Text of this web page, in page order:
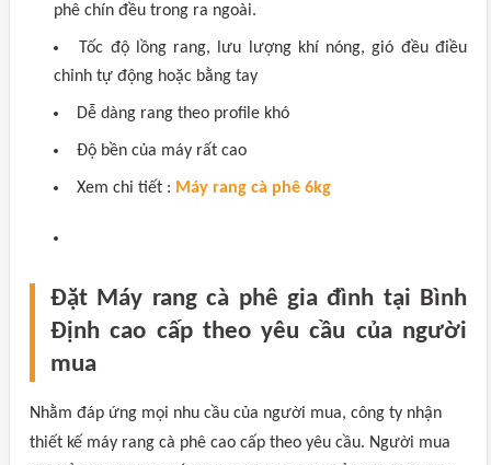
phê chín đều trong ra ngoài.
Tốc độ lồng rang, lưu lượng khí nóng, gió đều điều
chỉnh tự động hoặc bằng tay
Dễ dàng rang theo profile khó
Độ bền của máy rất cao
Xem chi tiết : Máy rang cà phê 6kg
Đặt Máy rang cà phê gia đình tại Bình
Định cao cấp theo yêu cầu của người
mua
Nhằm đáp ứng mọi nhu cầu của người mua, công ty nhận
thiết kế máy rang cà phê cao cấp theo yêu cầu. Người mua